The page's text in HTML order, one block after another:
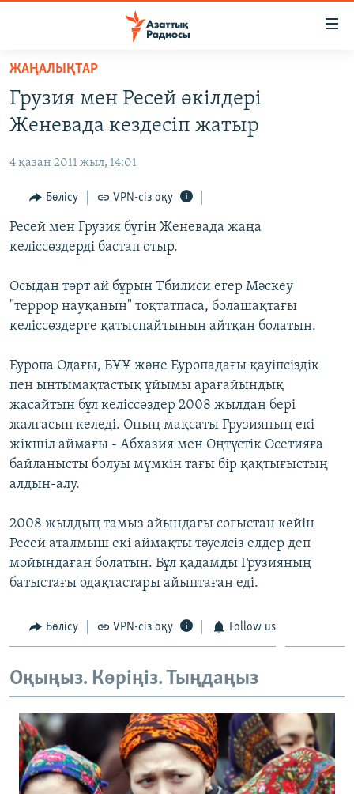
Skip
main
content
to
Navigation
Skip
to
САЯСАТ
ҚАҢТАР ОҚИҒАСЫ
АДАМ ҚҰҚЫҚТАРЫ
ӘЛЕУМЕТ
ӘЛЕМ
АРНАЙЫ ЖОБАЛАР
Русский
ЖАЗЫЛЫҢЫЗ
Басқа тілдерде
ЖАҢАЛЫҚТАР
Грузия мен Ресей өкілдері
Женевада кездесіп жатыр
4 қазан 2011 жыл, 14:01
Бөлісу VPN-сіз оқу
Ресей мен Грузия бүгін Женевада жаңа
келіссөздерді бастап отыр.
Осыдан төрт ай бұрын Тбилиси егер Мәскеу
"террор науқанын" тоқтатпаса, болашақтағы
келіссөздерге қатыспайтынын айтқан болатын.
Еуропа Одағы, БҰҰ және Еуропадағы қауіпсіздік
пен ынтымақтастық ұйымы арағайындық
жасайтын бұл келіссөздер 2008 жылдан бері
жалғасып келеді. Оның мақсаты Грузияның екі
жікшіл аймағы - Абхазия мен Оңтүстік Осетияға
байланысты болуы мүмкін тағы бір қақтығыстың
алдын-алу.
2008 жылдың тамыз айындағы соғыстан кейін
Ресей аталмыш екі аймақты тәуелсіз елдер деп
мойындаған болатын. Бұл қадамды Грузияның
батыстағы одақтастары айыптаған еді.
Бөлісу VPN-сіз оқу Follow us
Оқыңыз. Көріңіз. Тыңдаңыз